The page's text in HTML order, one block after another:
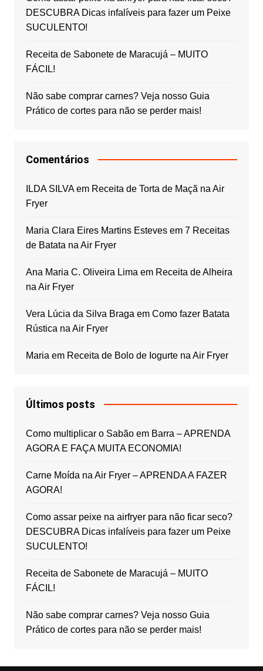
DESCUBRA Dicas infalíveis para fazer um Peixe
SUCULENTO!
Receita de Sabonete de Maracujá – MUITO
FÁCIL!
Não sabe comprar carnes? Veja nosso Guia
Prático de cortes para não se perder mais!
Comentários
ILDA SILVAem Receita de Torta de Maçã na Air
Fryer
Maria Clara Eires Martins Estevesem 7 Receitas
de Batata na Air Fryer
Ana Maria C. Oliveira Lima em Receita de Alheira
na Air Fryer
Vera Lúcia da Silva Braga em Como fazer Batata
Rústica na Air Fryer
Maria em Receita de Bolo de Iogurte na Air Fryer
Últimos posts
Como multiplicar o Sabão em Barra – APRENDA
AGORA E FAÇA MUITA ECONOMIA!
Carne Moída na Air Fryer – APRENDA A FAZER
AGORA!
Como assar peixe na airfryer para não ficar seco?
DESCUBRA Dicas infalíveis para fazer um Peixe
SUCULENTO!
Receita de Sabonete de Maracujá – MUITO
FÁCIL!
Não sabe comprar carnes? Veja nosso Guia
Prático de cortes para não se perder mais!